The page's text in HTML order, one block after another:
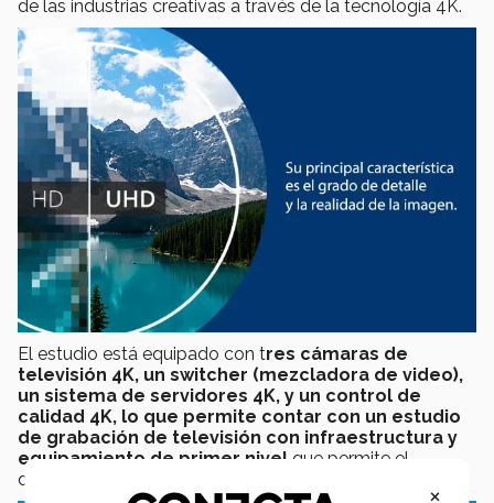
de las industrias creativas a través de la tecnología 4K.
El estudio está equipado con tres cámaras de
televisión 4K, un switcher (mezcladora de video),
un sistema de servidores 4K, y un control de
calidad 4K, lo que permite contar con un estudio
de grabación de televisión con infraestructura y
equipamiento de primer nivel que permite el
desarrollo de competencias para los estudiantes.
×